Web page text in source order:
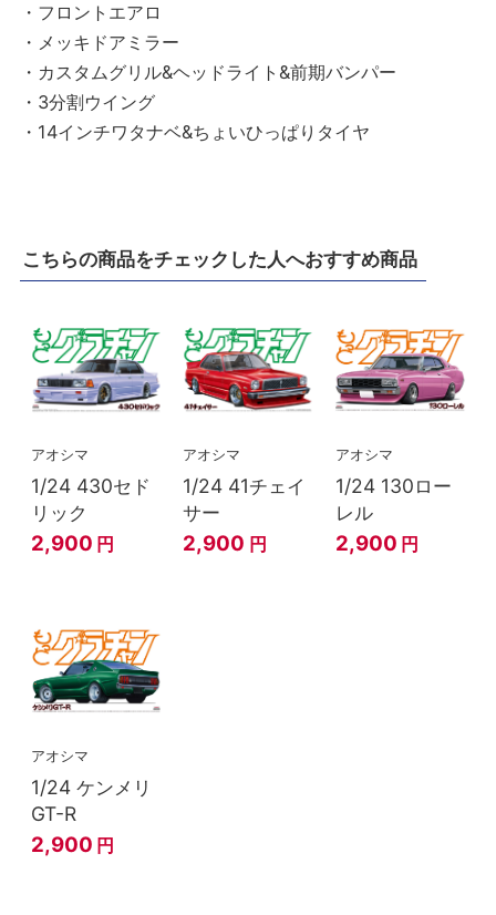
・フロントエアロ
・メッキドアミラー
・カスタムグリル&ヘッドライト&前期バンパー
・3分割ウイング
・14インチワタナベ&ちょいひっぱりタイヤ
こちらの商品をチェックした人へおすすめ商品
アオシマ
1/24 430セド
リック
2,900 円
アオシマ
1/24 41チェイ
サー
2,900 円
アオシマ
1/24 130ロー
レル
2,900 円
アオシマ
1/24 ケンメリ
GT-R
2,900 円